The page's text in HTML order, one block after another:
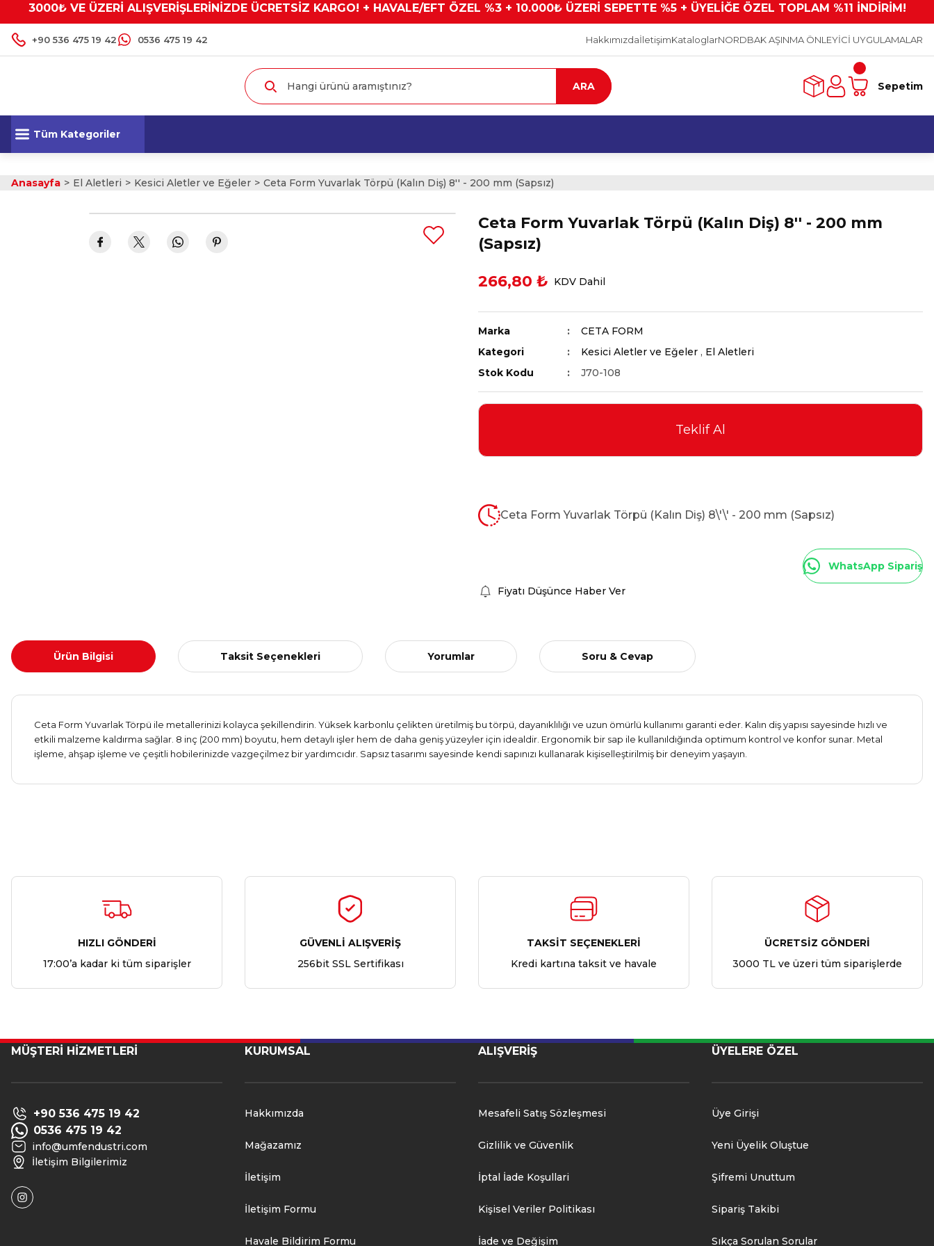
3000₺ VE ÜZERİ ALIŞVERİŞLERİNİZDE ÜCRETSİZ KARGO! + HAVALE/EFT ÖZEL %3 + 10.000₺ ÜZERİ SEPETTE %5 + ÜYELİĞE ÖZEL TOPLAM %11 İNDİRİM!
+90 536 475 19 42 0536 475 19 42 HakkımızdaİletişimKataloglarNORDBAK AŞINMA ÖNLEYİCİ UYGULAMALAR
ARA Sepetim
Tüm Kategoriler
Anasayfa El Aletleri Kesici Aletler ve Eğeler Ceta Form Yuvarlak Törpü (Kalın Diş) 8'' - 200 mm (Sapsız)
Ceta Form Yuvarlak Törpü (Kalın Diş) 8'' - 200 mm
(Sapsız)
266,80 ₺ KDV Dahil
Marka
CETA FORM
Kategori
Kesici Aletler ve Eğeler , El Aletleri
Stok Kodu
J70-108
Teklif Al
Ceta Form Yuvarlak Törpü (Kalın Diş) 8\'\' - 200 mm (Sapsız)
WhatsApp Sipariş
Fiyatı Düşünce Haber Ver
Ürün Bilgisi Taksit Seçenekleri Yorumlar Soru & Cevap
Ceta Form Yuvarlak Törpü ile metallerinizi kolayca şekillendirin. Yüksek karbonlu çelikten üretilmiş bu törpü, dayanıklılığı ve uzun ömürlü kullanımı garanti eder. Kalın diş yapısı sayesinde hızlı ve
etkili malzeme kaldırma sağlar. 8 inç (200 mm) boyutu, hem detaylı işler hem de daha geniş yüzeyler için idealdir. Ergonomik bir sap ile kullanıldığında optimum kontrol ve konfor sunar. Metal
işleme, ahşap işleme ve çeşitli hobilerinizde vazgeçilmez bir yardımcıdır. Sapsız tasarımı sayesinde kendi sapınızı kullanarak kişiselleştirilmiş bir deneyim yaşayın.
Yorum Yaz
Soru Sor
HIZLI GÖNDERİ
17:00’a kadar ki tüm siparişler
GÜVENLİ ALIŞVERİŞ
256bit SSL Sertifikası
TAKSİT SEÇENEKLERİ
Kredi kartına taksit ve havale
ÜCRETSİZ GÖNDERİ
3000 TL ve üzeri tüm siparişlerde
MÜŞTERİ HİZMETLERİ
+90 536 475 19 42
0536 475 19 42
info@umfendustri.com
İletişim Bilgilerimiz
KURUMSAL
Hakkımızda
Mağazamız
İletişim
İletişim Formu
Havale Bildirim Formu
ALIŞVERİŞ
Mesafeli Satış Sözleşmesi
Gizlilik ve Güvenlik
İptal İade Koşullari
Kişisel Veriler Politikası
İade ve Değişim
ÜYELERE ÖZEL
Üye Girişi
Yeni Üyelik Oluştue
Şifremi Unuttum
Sipariş Takibi
Sıkça Sorulan Sorular